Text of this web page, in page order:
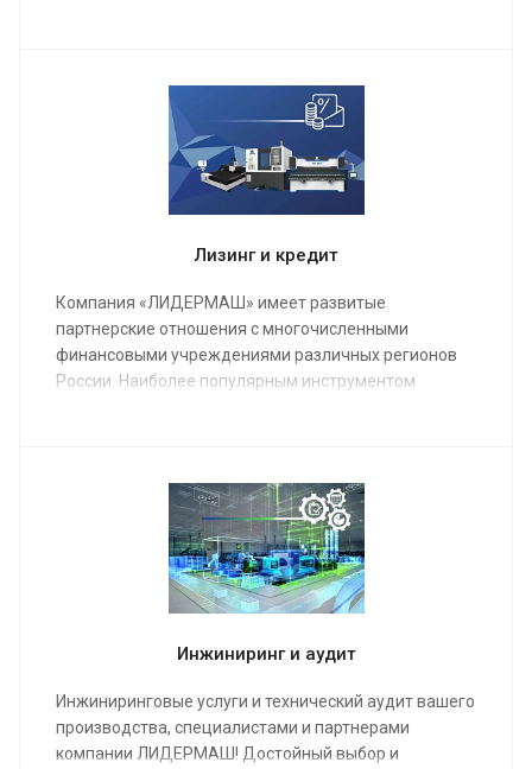
о выполненных работах и сдадим полностью
качественно настроенный станок в кратчайшие
Лизинг и кредит
Компания «ЛИДЕРМАШ» имеет развитые
партнерские отношения с многочисленными
финансовыми учреждениями различных регионов
России. Наиболее популярным инструментом
Инжиниринг и аудит
Инжиниринговые услуги и технический аудит вашего
производства, специалистами и партнерами
компании ЛИДЕРМАШ! Достойный выбор и